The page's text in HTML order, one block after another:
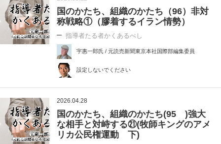
国のかたち、組織のかたち（96）非対
称戦略①（膠着するイラン情勢）
指導者たる者かくあるべし
宇惠一郎氏 / 元読売新聞東京本社国際部編集委員
設定しないでください
2026.04.28
国のかたち、組織のかたち(95 )強大
な相手と対峙する㉑(牧師キングのアメ
リカ公民権運動 下)